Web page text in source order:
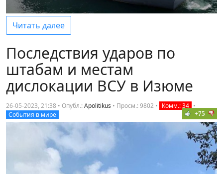
Читать далее
Последствия ударов по
штабам и местам
дислокации ВСУ в Изюме
26-05-2023, 21:38 • Опубл.:Apolitikus • Просм.: 9802 • Комм.: 34 •
События в мире
+75